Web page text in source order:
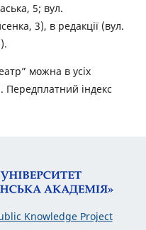
5; вул.
3), в редакції (вул.
можна в усіх
Передплатний індекс
Knowledge Project